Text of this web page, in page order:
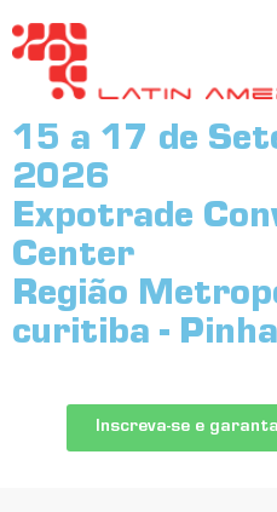
15 a 17 de
2026
Expotrade
Center
Região
curitiba -
Inscreva-se e